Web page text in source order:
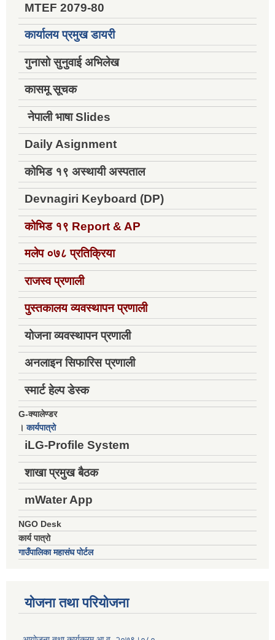
MTEF 2079-80
कार्यालय प्रमुख डायरी
गुनासो सुनुवाई अभिलेख
कासमू सूचक
नेपाली भाषा Slides
Daily Asignment
कोभिड १९ अस्थायी अस्पताल
Devnagiri Keyboard (DP)
कोभिड १९ Report & AP
मलेप ०७८ प्रतिक्रिया
राजस्व प्रणाली
पुस्तकालय व्यवस्थापन प्रणाली
योजना व्यवस्थापन प्रणाली
अनलाइन सिफारिस प्रणाली
स्मार्ट हेल्प डेस्क
G-क्यालेण्डर
।कार्यपात्रो
iLG-Profile System
शाखा प्रमुख बैठक
mWater App
NGO Desk
कार्य पात्रो
गाउँपालिका महासंघ पोर्टल
योजना तथा परियोजना